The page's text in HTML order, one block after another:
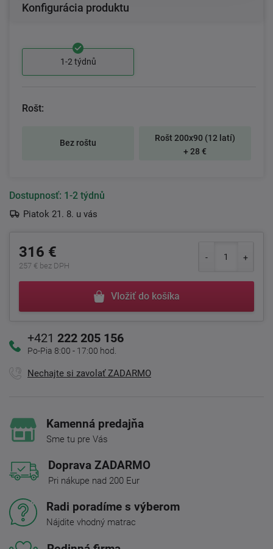
Konfigurácia produktu
1-2 týdnů
Rošt:
Bez roštu
Rošt 200x90 (12 latí)
+ 28 €
Dostupnosť: 1-2 týdnů
Piatok 21. 8. u vás
316 €
257 € bez DPH
Vložiť do košíka
+421 222 205 156
Po-Pia 8:00 - 17:00 hod.
Nechajte si zavolať ZADARMO
Kamenná predajňa
Sme tu pre Vás
Doprava ZADARMO
Pri nákupe nad 200 Eur
Radi poradíme s výberom
Nájdite vhodný matrac